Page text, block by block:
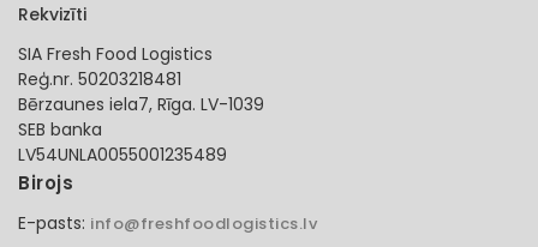
Rekvizīti
SIA Fresh Food Logistics
Reģ.nr. 50203218481
Bērzaunes iela7, Rīga. LV-1039
SEB banka
LV54UNLA0055001235489
Birojs
E-pasts: info@freshfoodlogistics.lv